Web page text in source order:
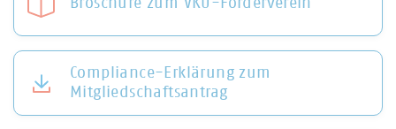
Broschüre zum VKU-Förderverein
Compliance-Erklärung zum
Mitgliedschaftsantrag